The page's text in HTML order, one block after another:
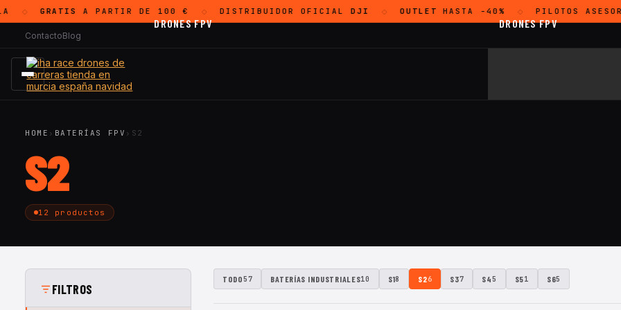
GRATIS A PARTIR DE 100 € DISTRIBUIDOR OFICIAL DJI OUTLET HASTA -40% PILOTOS
ContactoBlog
DRONES FPV
DRONES FPV
HOME › BATERÍAS FPV › S2
S2
12 productos
FILTROS
TODO57 BATERÍAS INDUSTRIALES10 S18 S26 S37 S45 S51 S65